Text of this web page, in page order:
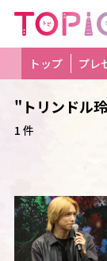
トップ プレ
"トリンドル
1 件